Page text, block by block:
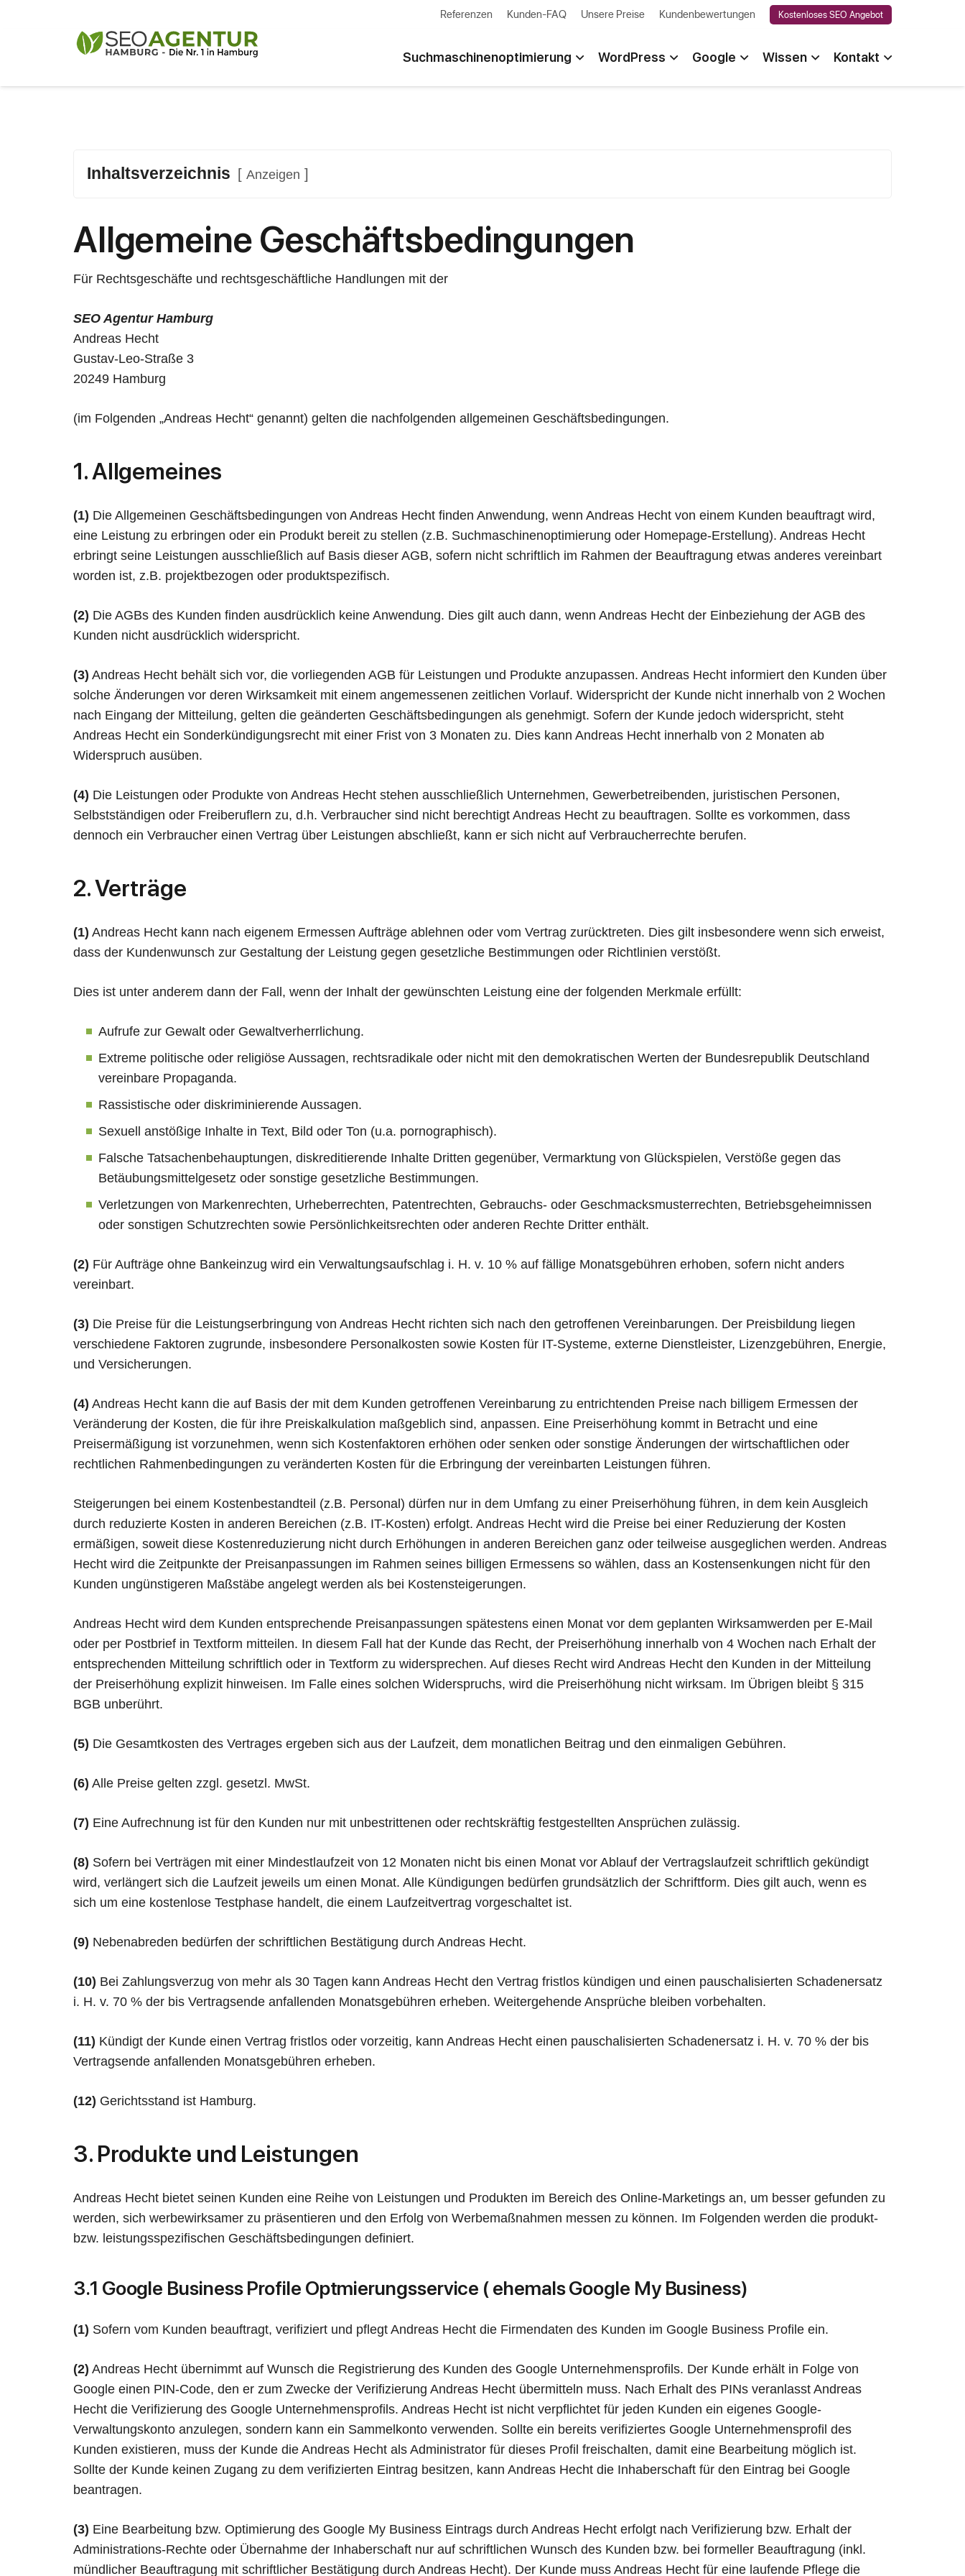
Referenzen Kunden-FAQ Unsere Preise Kundenbewertungen Kostenloses SEO Angebot
Suchmaschinenoptimierung WordPress Google Wissen Kontakt
Inhaltsverzeichnis Anzeigen
Allgemeine Geschäftsbedingungen
Für Rechtsgeschäfte und rechtsgeschäftliche Handlungen mit der
SEO Agentur Hamburg
Andreas Hecht
Gustav-Leo-Straße 3
20249 Hamburg
(im Folgenden „Andreas Hecht“ genannt) gelten die nachfolgenden allgemeinen Geschäftsbedingungen.
1. Allgemeines
(1) Die Allgemeinen Geschäftsbedingungen von Andreas Hecht finden Anwendung, wenn Andreas Hecht von einem Kunden beauftragt wird,
eine Leistung zu erbringen oder ein Produkt bereit zu stellen (z.B. Suchmaschinenoptimierung oder Homepage-Erstellung). Andreas Hecht
erbringt seine Leistungen ausschließlich auf Basis dieser AGB, sofern nicht schriftlich im Rahmen der Beauftragung etwas anderes vereinbart
worden ist, z.B. projektbezogen oder produktspezifisch.
(2) Die AGBs des Kunden finden ausdrücklich keine Anwendung. Dies gilt auch dann, wenn Andreas Hecht der Einbeziehung der AGB des
Kunden nicht ausdrücklich widerspricht.
(3) Andreas Hecht behält sich vor, die vorliegenden AGB für Leistungen und Produkte anzupassen. Andreas Hecht informiert den Kunden über
solche Änderungen vor deren Wirksamkeit mit einem angemessenen zeitlichen Vorlauf. Widerspricht der Kunde nicht innerhalb von 2 Wochen
nach Eingang der Mitteilung, gelten die geänderten Geschäftsbedingungen als genehmigt. Sofern der Kunde jedoch widerspricht, steht
Andreas Hecht ein Sonderkündigungsrecht mit einer Frist von 3 Monaten zu. Dies kann Andreas Hecht innerhalb von 2 Monaten ab
Widerspruch ausüben.
(4) Die Leistungen oder Produkte von Andreas Hecht stehen ausschließlich Unternehmen, Gewerbetreibenden, juristischen Personen,
Selbstständigen oder Freiberuflern zu, d.h. Verbraucher sind nicht berechtigt Andreas Hecht zu beauftragen. Sollte es vorkommen, dass
dennoch ein Verbraucher einen Vertrag über Leistungen abschließt, kann er sich nicht auf Verbraucherrechte berufen.
2. Verträge
(1) Andreas Hecht kann nach eigenem Ermessen Aufträge ablehnen oder vom Vertrag zurücktreten. Dies gilt insbesondere wenn sich erweist,
dass der Kundenwunsch zur Gestaltung der Leistung gegen gesetzliche Bestimmungen oder Richtlinien verstößt.
Dies ist unter anderem dann der Fall, wenn der Inhalt der gewünschten Leistung eine der folgenden Merkmale erfüllt:
Aufrufe zur Gewalt oder Gewaltverherrlichung.
Extreme politische oder religiöse Aussagen, rechtsradikale oder nicht mit den demokratischen Werten der Bundesrepublik Deutschland
vereinbare Propaganda.
Rassistische oder diskriminierende Aussagen.
Sexuell anstößige Inhalte in Text, Bild oder Ton (u.a. pornographisch).
Falsche Tatsachenbehauptungen, diskreditierende Inhalte Dritten gegenüber, Vermarktung von Glückspielen, Verstöße gegen das
Betäubungsmittelgesetz oder sonstige gesetzliche Bestimmungen.
Verletzungen von Markenrechten, Urheberrechten, Patentrechten, Gebrauchs- oder Geschmacksmusterrechten, Betriebsgeheimnissen
oder sonstigen Schutzrechten sowie Persönlichkeitsrechten oder anderen Rechte Dritter enthält.
(2) Für Aufträge ohne Bankeinzug wird ein Verwaltungsaufschlag i. H. v. 10 % auf fällige Monatsgebühren erhoben, sofern nicht anders
vereinbart.
(3) Die Preise für die Leistungserbringung von Andreas Hecht richten sich nach den getroffenen Vereinbarungen. Der Preisbildung liegen
verschiedene Faktoren zugrunde, insbesondere Personalkosten sowie Kosten für IT-Systeme, externe Dienstleister, Lizenzgebühren, Energie,
und Versicherungen.
(4) Andreas Hecht kann die auf Basis der mit dem Kunden getroffenen Vereinbarung zu entrichtenden Preise nach billigem Ermessen der
Veränderung der Kosten, die für ihre Preiskalkulation maßgeblich sind, anpassen. Eine Preiserhöhung kommt in Betracht und eine
Preisermäßigung ist vorzunehmen, wenn sich Kostenfaktoren erhöhen oder senken oder sonstige Änderungen der wirtschaftlichen oder
rechtlichen Rahmenbedingungen zu veränderten Kosten für die Erbringung der vereinbarten Leistungen führen.
Steigerungen bei einem Kostenbestandteil (z.B. Personal) dürfen nur in dem Umfang zu einer Preiserhöhung führen, in dem kein Ausgleich
durch reduzierte Kosten in anderen Bereichen (z.B. IT-Kosten) erfolgt. Andreas Hecht wird die Preise bei einer Reduzierung der Kosten
ermäßigen, soweit diese Kostenreduzierung nicht durch Erhöhungen in anderen Bereichen ganz oder teilweise ausgeglichen werden. Andreas
Hecht wird die Zeitpunkte der Preisanpassungen im Rahmen seines billigen Ermessens so wählen, dass an Kostensenkungen nicht für den
Kunden ungünstigeren Maßstäbe angelegt werden als bei Kostensteigerungen.
Andreas Hecht wird dem Kunden entsprechende Preisanpassungen spätestens einen Monat vor dem geplanten Wirksamwerden per E-Mail
oder per Postbrief in Textform mitteilen. In diesem Fall hat der Kunde das Recht, der Preiserhöhung innerhalb von 4 Wochen nach Erhalt der
entsprechenden Mitteilung schriftlich oder in Textform zu widersprechen. Auf dieses Recht wird Andreas Hecht den Kunden in der Mitteilung
der Preiserhöhung explizit hinweisen. Im Falle eines solchen Widerspruchs, wird die Preiserhöhung nicht wirksam. Im Übrigen bleibt § 315
BGB unberührt.
(5) Die Gesamtkosten des Vertrages ergeben sich aus der Laufzeit, dem monatlichen Beitrag und den einmaligen Gebühren.
(6) Alle Preise gelten zzgl. gesetzl. MwSt.
(7) Eine Aufrechnung ist für den Kunden nur mit unbestrittenen oder rechtskräftig festgestellten Ansprüchen zulässig.
(8) Sofern bei Verträgen mit einer Mindestlaufzeit von 12 Monaten nicht bis einen Monat vor Ablauf der Vertragslaufzeit schriftlich gekündigt
wird, verlängert sich die Laufzeit jeweils um einen Monat. Alle Kündigungen bedürfen grundsätzlich der Schriftform. Dies gilt auch, wenn es
sich um eine kostenlose Testphase handelt, die einem Laufzeitvertrag vorgeschaltet ist.
(9) Nebenabreden bedürfen der schriftlichen Bestätigung durch Andreas Hecht.
(10) Bei Zahlungsverzug von mehr als 30 Tagen kann Andreas Hecht den Vertrag fristlos kündigen und einen pauschalisierten Schadenersatz
i. H. v. 70 % der bis Vertragsende anfallenden Monatsgebühren erheben. Weitergehende Ansprüche bleiben vorbehalten.
(11) Kündigt der Kunde einen Vertrag fristlos oder vorzeitig, kann Andreas Hecht einen pauschalisierten Schadenersatz i. H. v. 70 % der bis
Vertragsende anfallenden Monatsgebühren erheben.
(12) Gerichtsstand ist Hamburg.
3. Produkte und Leistungen
Andreas Hecht bietet seinen Kunden eine Reihe von Leistungen und Produkten im Bereich des Online-Marketings an, um besser gefunden zu
werden, sich werbewirksamer zu präsentieren und den Erfolg von Werbemaßnahmen messen zu können. Im Folgenden werden die produkt-
bzw. leistungsspezifischen Geschäftsbedingungen definiert.
3.1 Google Business Profile Optmierungsservice ( ehemals Google My Business)
(1) Sofern vom Kunden beauftragt, verifiziert und pflegt Andreas Hecht die Firmendaten des Kunden im Google Business Profile ein.
(2) Andreas Hecht übernimmt auf Wunsch die Registrierung des Kunden des Google Unternehmensprofils. Der Kunde erhält in Folge von
Google einen PIN-Code, den er zum Zwecke der Verifizierung Andreas Hecht übermitteln muss. Nach Erhalt des PINs veranlasst Andreas
Hecht die Verifizierung des Google Unternehmensprofils. Andreas Hecht ist nicht verpflichtet für jeden Kunden ein eigenes Google-
Verwaltungskonto anzulegen, sondern kann ein Sammelkonto verwenden. Sollte ein bereits verifiziertes Google Unternehmensprofil des
Kunden existieren, muss der Kunde die Andreas Hecht als Administrator für dieses Profil freischalten, damit eine Bearbeitung möglich ist.
Sollte der Kunde keinen Zugang zu dem verifizierten Eintrag besitzen, kann Andreas Hecht die Inhaberschaft für den Eintrag bei Google
beantragen.
(3) Eine Bearbeitung bzw. Optimierung des Google My Business Eintrags durch Andreas Hecht erfolgt nach Verifizierung bzw. Erhalt der
Administrations-Rechte oder Übernahme der Inhaberschaft nur auf schriftlichen Wunsch des Kunden bzw. bei formeller Beauftragung (inkl.
mündlicher Beauftragung mit schriftlicher Bestätigung durch Andreas Hecht). Der Kunde muss Andreas Hecht für eine laufende Pflege die